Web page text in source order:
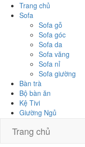
Trang chủ
Sofa
Sofa gỗ
Sofa góc
Sofa da
Sofa văng
Sofa nỉ
Sofa giường
Bàn trà
Bộ bàn ăn
Kệ Tivi
Giường Ngủ
Trang chủ